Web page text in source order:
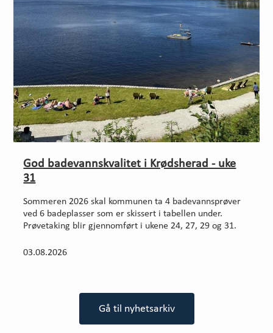
03.08.2026
God badevannskvalitet i Krødsherad - uke
31
Sommeren 2026 skal kommunen ta 4 badevannsprøver
ved 6 badeplasser som er skissert i tabellen under.
Prøvetaking blir gjennomført i ukene 24, 27, 29 og 31.
Gå til nyhetsarkiv